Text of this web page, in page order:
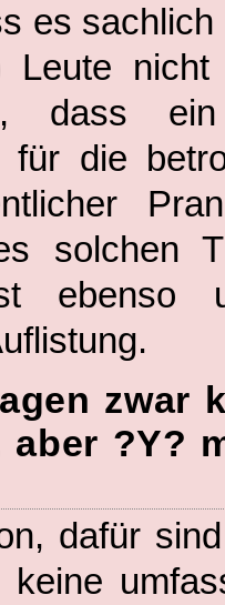
es
Leute nicht
dass
für die
solchen
ebenso
zwar
aber ?Y?
dafür